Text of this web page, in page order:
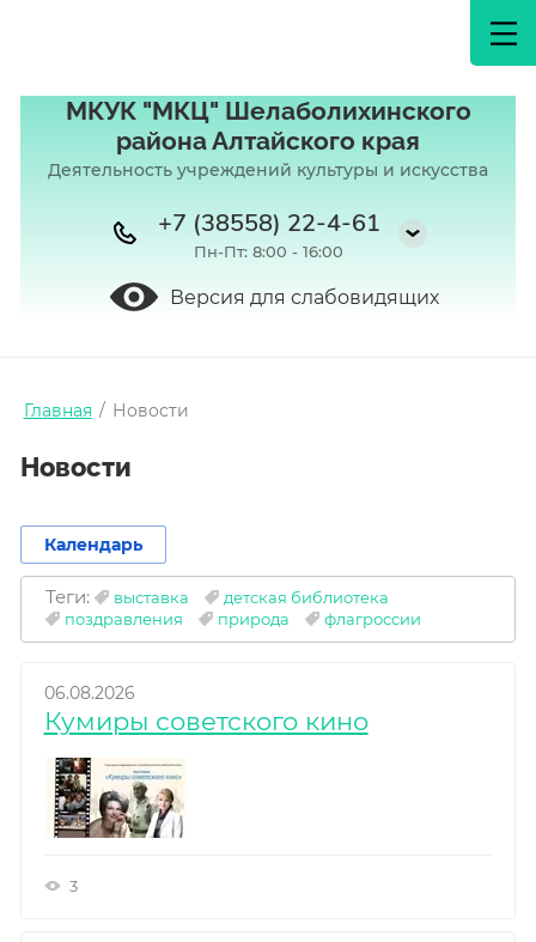
МКУК "МКЦ" Шелаболихинского
района Алтайского края
Деятельность учреждений культуры и искусства
Пн-Пт: 8:00 - 16:00
+7 (38558) 22-4-61
Версия для слабовидящих
Главная / Новости
Новости
Календарь
Теги: выставка
детская библиотека
поздравления
природа флагроссии
06.08.2026
Кумиры советского кино
3